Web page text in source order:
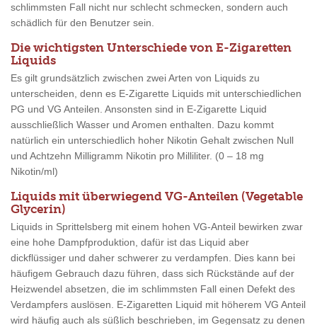
schlimmsten Fall nicht nur schlecht schmecken, sondern auch
schädlich für den Benutzer sein.
Die wichtigsten Unterschiede von E-Zigaretten
Liquids
Es gilt grundsätzlich zwischen zwei Arten von Liquids zu
unterscheiden, denn es E-Zigarette Liquids mit unterschiedlichen
PG und VG Anteilen. Ansonsten sind in E-Zigarette Liquid
ausschließlich Wasser und Aromen enthalten. Dazu kommt
natürlich ein unterschiedlich hoher Nikotin Gehalt zwischen Null
und Achtzehn Milligramm Nikotin pro Milliliter. (0 – 18 mg
Nikotin/ml)
Liquids mit überwiegend VG-Anteilen (Vegetable
Glycerin)
Liquids in Sprittelsberg mit einem hohen VG-Anteil bewirken zwar
eine hohe Dampfproduktion, dafür ist das Liquid aber
dickflüssiger und daher schwerer zu verdampfen. Dies kann bei
häufigem Gebrauch dazu führen, dass sich Rückstände auf der
Heizwendel absetzen, die im schlimmsten Fall einen Defekt des
Verdampfers auslösen. E-Zigaretten Liquid mit höherem VG Anteil
wird häufig auch als süßlich beschrieben, im Gegensatz zu denen